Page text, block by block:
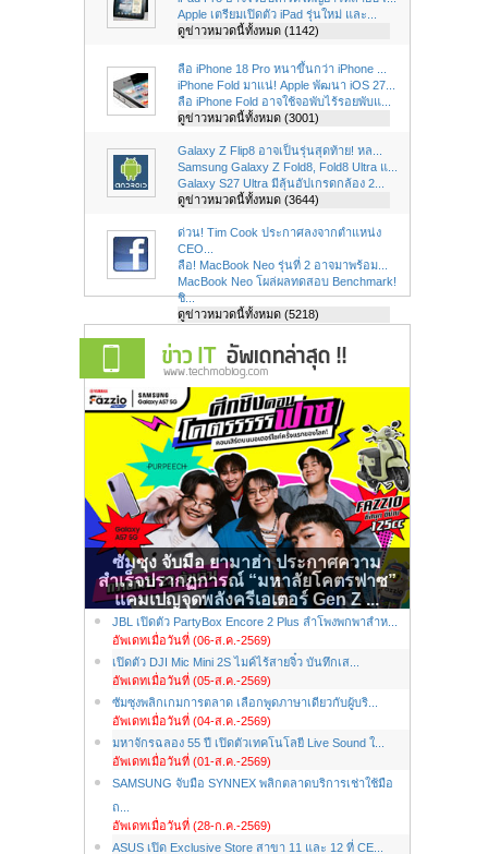
Apple เตรียมเปิดตัว iPad รุ่นใหม่ และ...
ดูข่าวหมวดนี้ทั้งหมด (1142)
ลือ iPhone 18 Pro หนาขึ้นกว่า iPhone ...
iPhone Fold มาแน่! Apple พัฒนา iOS 27...
ลือ iPhone Fold อาจใช้จอพับไร้รอยพับแ...
ดูข่าวหมวดนี้ทั้งหมด (3001)
Galaxy Z Flip8 อาจเป็นรุ่นสุดท้าย! หล...
Samsung Galaxy Z Fold8, Fold8 Ultra แ...
Galaxy S27 Ultra มีลุ้นอัปเกรดกล้อง 2...
ดูข่าวหมวดนี้ทั้งหมด (3644)
ด่วน! Tim Cook ประกาศลงจากตำแหน่ง
CEO...
ลือ! MacBook Neo รุ่นที่ 2 อาจมาพร้อม...
MacBook Neo โผล่ผลทดสอบ Benchmark!
ชิ...
ดูข่าวหมวดนี้ทั้งหมด (5218)
ซัมซุง จับมือ ยามาฮ่า ประกาศความ
สำเร็จปรากฏการณ์ “มหาลัยโคตรฟาซ”
แคมเปญจุดพลังครีเอเตอร์ Gen Z ...
JBL เปิดตัว PartyBox Encore 2 Plus ลำโพงพกพาสำห...
อัพเดทเมื่อวันที่ (06-ส.ค.-2569)
เปิดตัว DJI Mic Mini 2S ไมค์ไร้สายจิ๋ว บันทึกเส...
อัพเดทเมื่อวันที่ (05-ส.ค.-2569)
ซัมซุงพลิกเกมการตลาด เลือกพูดภาษาเดียวกับผู้บริ...
อัพเดทเมื่อวันที่ (04-ส.ค.-2569)
มหาจักรฉลอง 55 ปี เปิดตัวเทคโนโลยี Live Sound ใ...
อัพเดทเมื่อวันที่ (01-ส.ค.-2569)
SAMSUNG จับมือ SYNNEX พลิกตลาดบริการเช่าใช้มือ
ถ...
อัพเดทเมื่อวันที่ (28-ก.ค.-2569)
ASUS เปิด Exclusive Store สาขา 11 และ 12 ที่ CE...